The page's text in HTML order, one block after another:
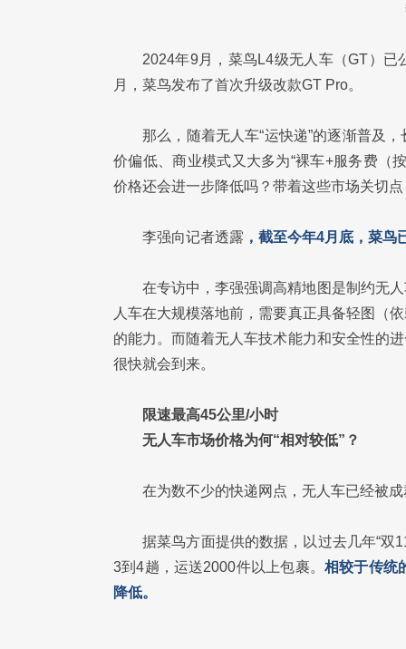
2024年9月，菜鸟L4级无人车（GT）
月，菜鸟发布了首次升级改款GT Pro。
那么，随着无人车“运快递”的逐渐普及
价偏低、商业模式又大多为“裸车+服务费（
价格还会进一步降低吗？带着这些市场关切
李强向记者透露 ，截至今年4月底，菜
在专访中，李强强调高精地图是制约无
人车在大规模落地前，需要真正具备轻图（
的能力。而随着无人车技术能力和安全性的
很快就会到来。
限速最高45公里/小时
无人车市场价格为何“相对较低”？
在为数不少的快递网点，无人车已经被
据菜鸟方面提供的数据，以过去几年“双
3到4趟，运送2000件以上包裹。 相较于传统
降低。